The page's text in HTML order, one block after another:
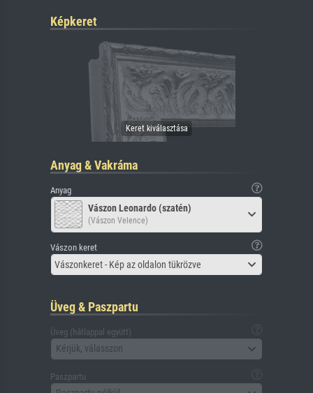
Képkeret
Anyag & Vakráma
Anyag
Vászon Leonardo (szatén)
(Vászon Velence)
Vászon keret
Vászonkeret - Kép az oldalon tükrözve
Üveg & Paszpartu
Üveg (hátlappal együtt)
Kérjük, válasszon
Paszpartu